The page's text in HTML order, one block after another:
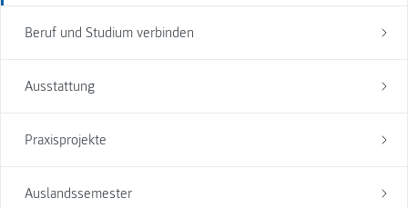
Beruf und Studium verbinden
Ausstattung
Praxisprojekte
Auslandssemester